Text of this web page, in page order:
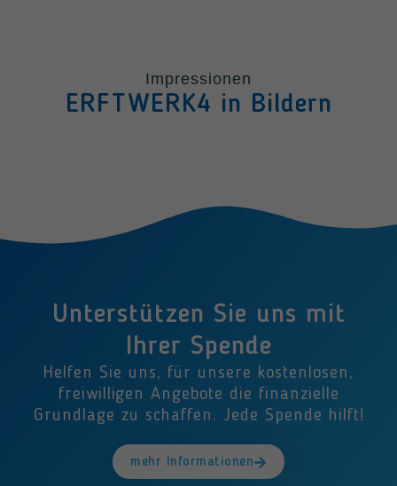
Impressionen
ERFTWERK4 in Bildern
Unterstützen Sie uns mit
Ihrer Spende
Helfen Sie uns, für unsere kostenlosen,
freiwilligen Angebote die finanzielle
Grundlage zu schaffen. Jede Spende hilft!
mehr Informationen